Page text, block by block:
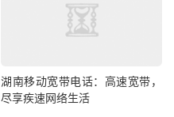
湖南移动宽带电话：高速宽带，
尽享疾速网络生活